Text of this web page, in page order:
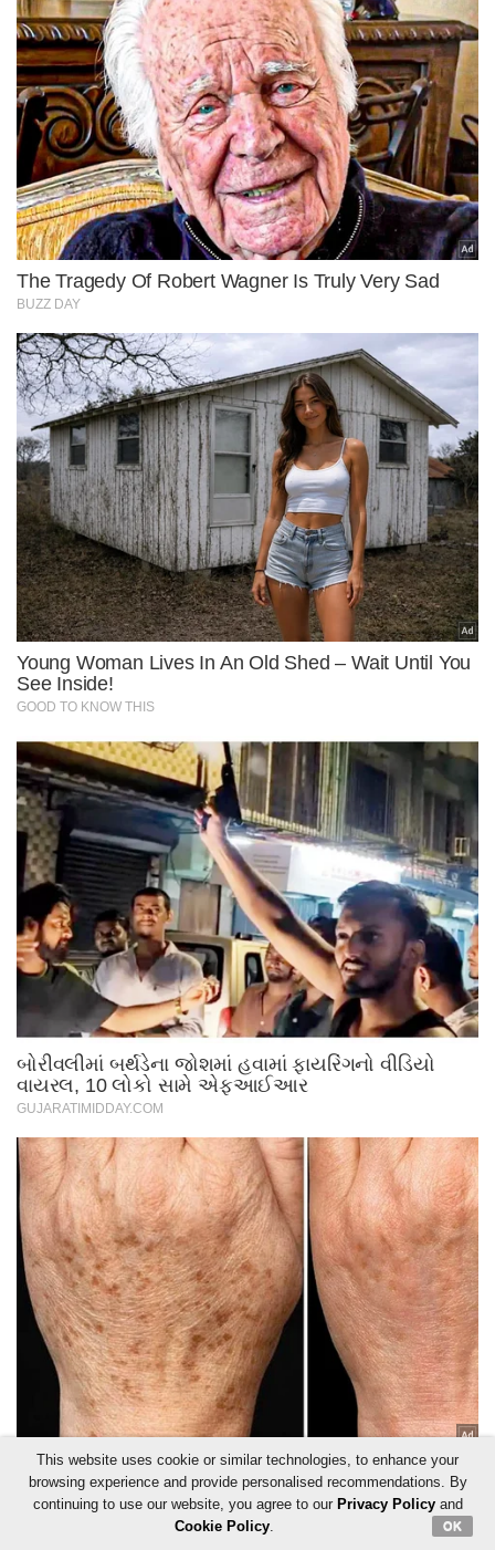
This website uses cookie or similar technologies, to enhance your
browsing experience and provide personalised recommendations. By
continuing to use our website, you agree to our Privacy Policyand
Cookie Policy. OK